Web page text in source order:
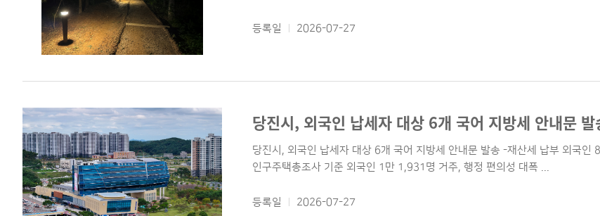
등록일 2026-07-27
당진시, 외국인 납세자 대상 6개 국어 지방세 안내문 발
당진시, 외국인 납세자 대상 6개 국어 지방세 안내문 발송 -재산세 납부 외국
인구주택총조사 기준 외국인 1만 1,931명 거주, 행정 편의성 대폭 ...
등록일 2026-07-27